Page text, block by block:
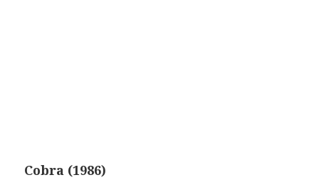
Cobra (1986)